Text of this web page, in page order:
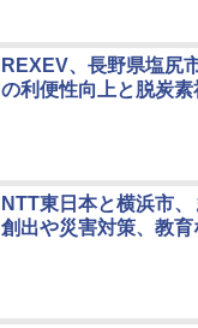
REXEV、長野県塩尻
の利便性向上と脱炭
NTT東日本と横浜市
創出や災害対策、教